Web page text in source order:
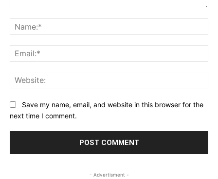
Save my name, email, and website in this browser for the
next time I comment.
- Advertisment -